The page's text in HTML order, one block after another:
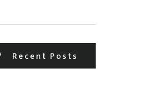
Recent Posts